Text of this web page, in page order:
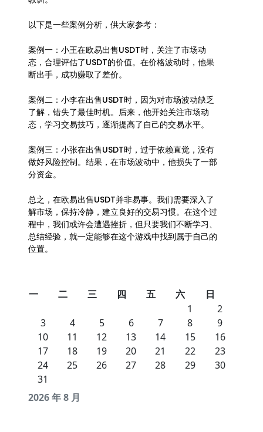
以下是一些案例分析，供大家参考：
案例一：小王在欧易出售USDT时，关注了市场动
态，合理评估了USDT的价值。在价格波动时，他果
断出手，成功赚取了差价。
案例二：小李在出售USDT时，因为对市场波动缺乏
了解，错失了最佳时机。后来，他开始关注市场动
态，学习交易技巧，逐渐提高了自己的交易水平。
案例三：小张在出售USDT时，过于依赖直觉，没有
做好风险控制。结果，在市场波动中，他损失了一部
分资金。
总之，在欧易出售USDT并非易事。我们需要深入了
解市场，保持冷静，建立良好的交易习惯。在这个过
程中，我们或许会遭遇挫折，但只要我们不断学习、
总结经验，就一定能够在这个游戏中找到属于自己的
位置。
2026 年 8 月
一 二 三 四 五 六
日
1
2
3
4 5 6 7 8
9
10
11 12 13 14 15
16
17
18 19 20 21 22
23
24
25 26 27 28 29
30
31